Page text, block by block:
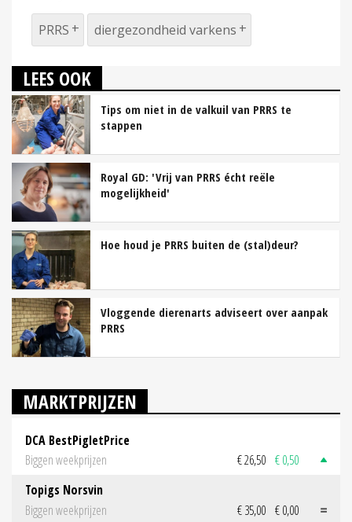
PRRS diergezondheid varkens
LEES OOK
Tips om niet in de valkuil van PRRS te
stappen
Royal GD: 'Vrij van PRRS écht reële
mogelijkheid'
Hoe houd je PRRS buiten de (stal)deur?
Vloggende dierenarts adviseert over aanpak
PRRS
MARKTPRIJZEN
DCA BestPigletPrice
Biggen weekprijzen
€ 26,50 € 0,50
Topigs Norsvin
Biggen weekprijzen
€ 35,00 € 0,00